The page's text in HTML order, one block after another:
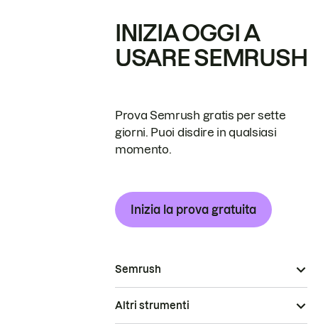
INIZIA OGGI A
USARE SEMRUSH
Prova Semrush gratis per sette
giorni. Puoi disdire in qualsiasi
momento.
Inizia la prova gratuita
Semrush
Altri strumenti